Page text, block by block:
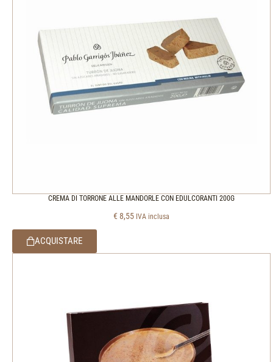
CREMA DI TORRONE ALLE MANDORLE CON EDULCORANTI 200G
€ 8,55 IVA inclusa
ACQUISTARE